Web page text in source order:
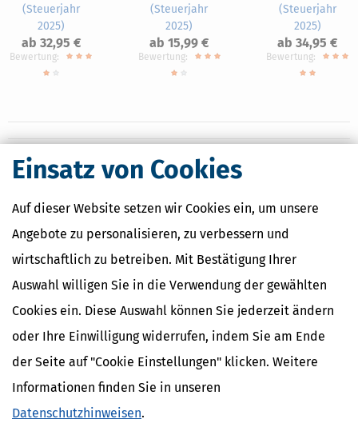
Einsatz von Cookies
Auf dieser Website setzen wir Cookies ein, um unsere
Angebote zu personalisieren, zu verbessern und
wirtschaftlich zu betreiben. Mit Bestätigung Ihrer
Auswahl willigen Sie in die Verwendung der gewählten
Cookies ein. Diese Auswahl können Sie jederzeit ändern
oder Ihre Einwilligung widerrufen, indem Sie am Ende
der Seite auf "Cookie Einstellungen" klicken. Weitere
Informationen finden Sie in unseren
Datenschutzhinweisen.
(Steuerjahr
2025)
ab 32,95 €
Bewertung:
(Steuerjahr
2025)
ab 15,99 €
Bewertung:
(Steuerjahr
2025)
ab 34,95 €
Bewertung:
Nahe Finanzämter
Finanzamt Altenburg
Finanzamt Döbeln
Finanzamt Eilenburg
Finanzamt Grimma